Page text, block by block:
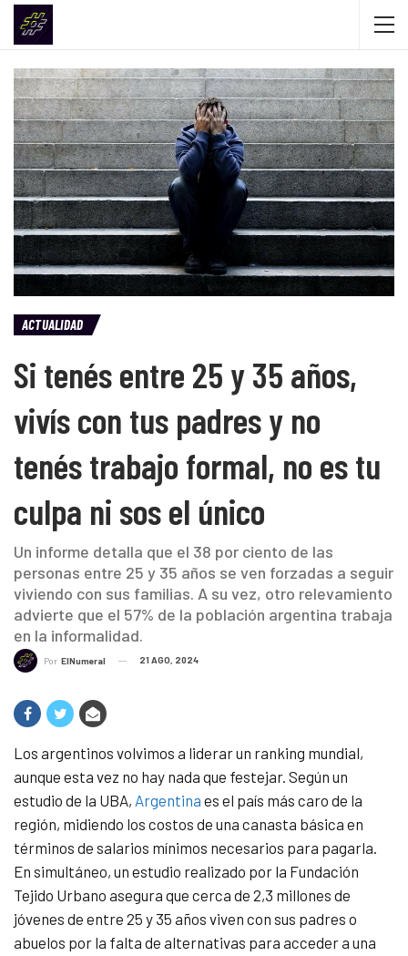
ACTUALIDAD
Si tenés entre 25 y 35 años,
vivís con tus padres y no
tenés trabajo formal, no es tu
culpa ni sos el único
Un informe detalla que el 38 por ciento de las
personas entre 25 y 35 años se ven forzadas a seguir
viviendo con sus familias. A su vez, otro relevamiento
advierte que el 57% de la población argentina trabaja
en la informalidad.
Por ElNumeral 21 AGO, 2024
Los argentinos volvimos a liderar un ranking mundial,
aunque esta vez no hay nada que festejar. Según un
estudio de la UBA, Argentina es el país más caro de la
región, midiendo los costos de una canasta básica en
términos de salarios mínimos necesarios para pagarla.
En simultáneo, un estudio realizado por la Fundación
Tejido Urbano asegura que cerca de 2,3 millones de
jóvenes de entre 25 y 35 años viven con sus padres o
abuelos por la falta de alternativas para acceder a una